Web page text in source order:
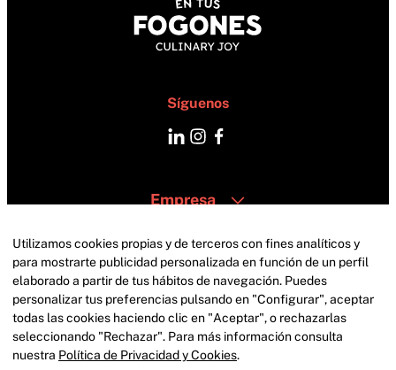
Síguenos
Empresa
Zonas
Contacto
Utilizamos cookies propias y de terceros con fines analíticos y
para mostrarte publicidad personalizada en función de un perfil
elaborado a partir de tus hábitos de navegación. Puedes
personalizar tus preferencias pulsando en "Configurar", aceptar
todas las cookies haciendo clic en "Aceptar", o rechazarlas
seleccionando "Rechazar". Para más información consulta
nuestra Política de Privacidad y Cookies.